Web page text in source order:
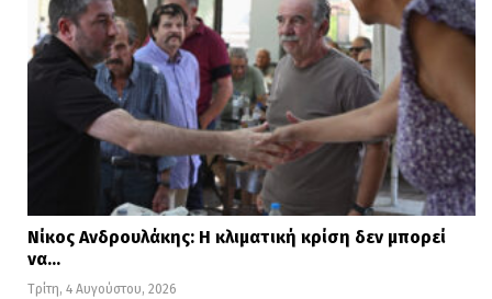
Νίκος Ανδρουλάκης: Η κλιματική κρίση δεν μπορεί
να…
Τρίτη, 4 Αυγούστου, 2026